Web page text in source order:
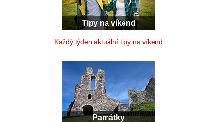
Tipy na víkend
Každý týden aktuální tipy na víkend
Památky